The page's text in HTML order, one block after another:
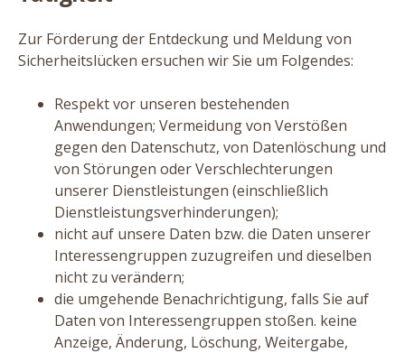
Zur Förderung der Entdeckung und Meldung von
Sicherheitslücken ersuchen wir Sie um Folgendes:
Respekt vor unseren bestehenden
Anwendungen; Vermeidung von Verstößen
gegen den Datenschutz, von Datenlöschung und
von Störungen oder Verschlechterungen
unserer Dienstleistungen (einschließlich
Dienstleistungsverhinderungen);
nicht auf unsere Daten bzw. die Daten unserer
Interessengruppen zuzugreifen und dieselben
nicht zu verändern;
die umgehende Benachrichtigung, falls Sie auf
Daten von Interessengruppen stoßen. keine
Anzeige, Änderung, Löschung, Weitergabe,